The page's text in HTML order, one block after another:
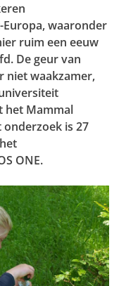
waaronder
ruim een eeuw
De geur van
niet waakzamer,
het Mammal
onderzoek is 27
ONE.